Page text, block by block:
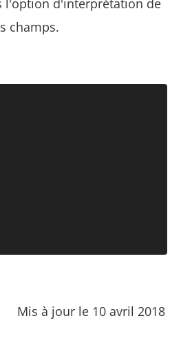
l'option d'interprétation de
champs.
Mis à jour le 10 avril 2018